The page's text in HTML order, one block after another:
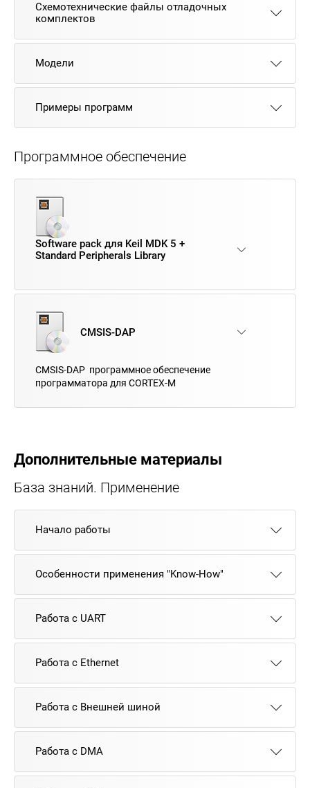
Схемотехнические файлы отладочных
комплектов
Модели
Примеры программ
Программное обеспечение
Software pack для Keil MDK 5 +
Standard Peripherals Library
CMSIS-DAP
CMSIS-DAP программное обеспечение
программатора для CORTEX-M
Дополнительные материалы
База знаний. Применение
Начало работы
Особенности применения "Know-How"
Работа с UART
Работа с Ethernet
Работа с Внешней шиной
Работа с DMA